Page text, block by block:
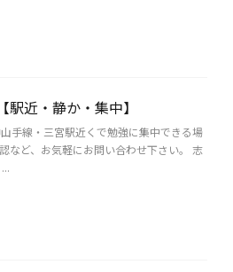
近・静か・集中】
手線・三宮駅近くで勉強に集中できる場
など、お気軽にお問い合わせ下さい。 志